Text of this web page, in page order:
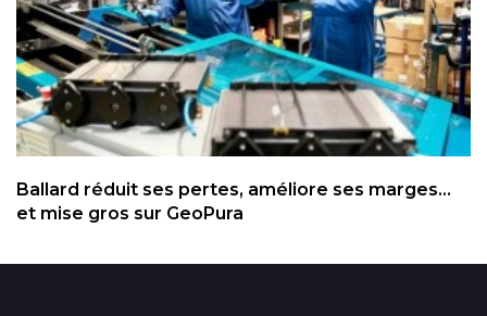
Ballard réduit ses pertes, améliore ses marges...
et mise gros sur GeoPura